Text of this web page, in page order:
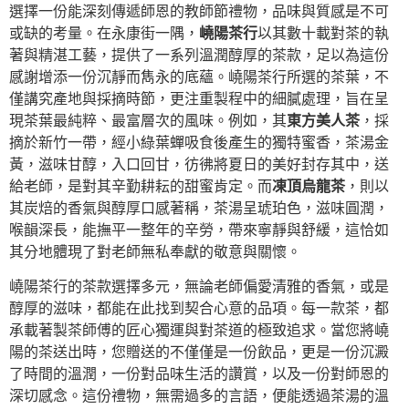
選擇一份能深刻傳遞師恩的教師節禮物，品味與質感是不可
或缺的考量。在永康街一隅， 嶢陽茶行以其數十載對茶的執
著與精湛工藝，提供了一系列溫潤醇厚的茶款，足以為這份
感謝增添一份沉靜而雋永的底蘊。嶢陽茶行所選的茶葉，不
僅講究產地與採摘時節，更注重製程中的細膩處理，旨在呈
現茶葉最純粹、最富層次的風味。例如，其東方美人茶，採
摘於新竹一帶，經小綠葉蟬吸食後產生的獨特蜜香，茶湯金
黃，滋味甘醇，入口回甘，彷彿將夏日的美好封存其中，送
給老師，是對其辛勤耕耘的甜蜜肯定。而凍頂烏龍茶，則以
其炭焙的香氣與醇厚口感著稱，茶湯呈琥珀色，滋味圓潤，
喉韻深長，能撫平一整年的辛勞，帶來寧靜與舒緩，這恰如
其分地體現了對老師無私奉獻的敬意與關懷。
嶢陽茶行的茶款選擇多元，無論老師偏愛清雅的香氣，或是
醇厚的滋味，都能在此找到契合心意的品項。每一款茶，都
承載著製茶師傅的匠心獨運與對茶道的極致追求。當您將嶢
陽的茶送出時，您贈送的不僅僅是一份飲品，更是一份沉澱
了時間的溫潤，一份對品味生活的讚賞，以及一份對師恩的
深切感念。這份禮物，無需過多的言語，便能透過茶湯的溫